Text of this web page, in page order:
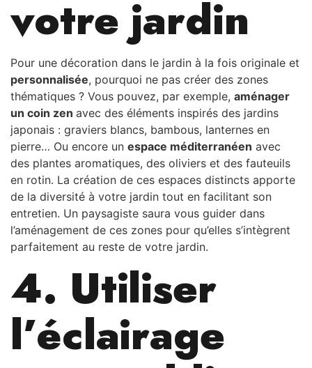
votre jardin
Pour une décoration dans le jardin à la fois originale et
personnalisée, pourquoi ne pas créer des zones
thématiques ? Vous pouvez, par exemple, aménager
un coin zen avec des éléments inspirés des jardins
japonais : graviers blancs, bambous, lanternes en
pierre… Ou encore un espace méditerranéen avec
des plantes aromatiques, des oliviers et des fauteuils
en rotin. La création de ces espaces distincts apporte
de la diversité à votre jardin tout en facilitant son
entretien. Un paysagiste saura vous guider dans
l’aménagement de ces zones pour qu’elles s’intègrent
parfaitement au reste de votre jardin.
4. Utiliser
l’éclairage